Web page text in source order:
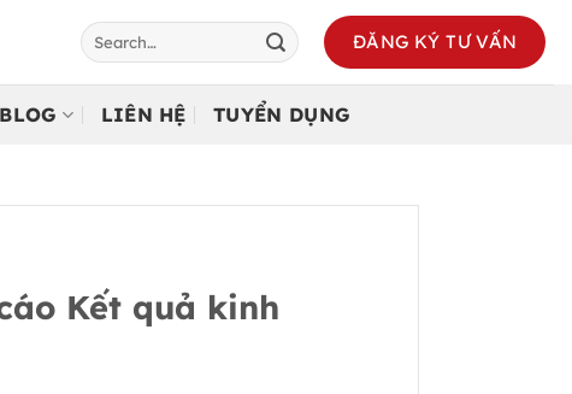
ĐĂNG KÝ TƯ VẤN
LIÊN HỆ TUYỂN DỤNG
Kết quả kinh